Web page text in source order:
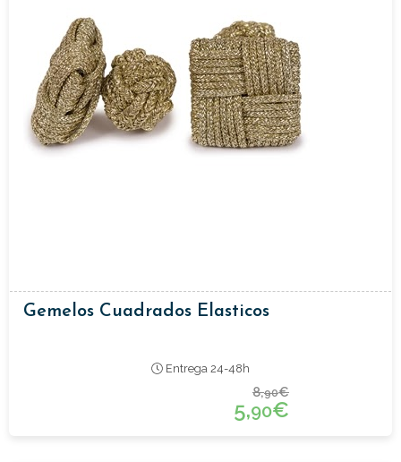
Gemelos Cuadrados Elasticos
Entrega 24-48h
8,90€
5,90€